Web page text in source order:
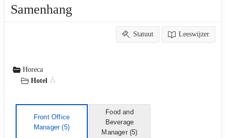
Samenhang
Statuut Leeswijzer
Horeca
Hotel
Front Office
Manager(5)
Food and
Beverage
Manager(5)